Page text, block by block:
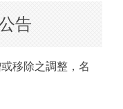
告
移除之調整，名